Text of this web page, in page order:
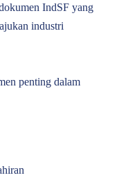
IndSF yang
industri
penting dalam